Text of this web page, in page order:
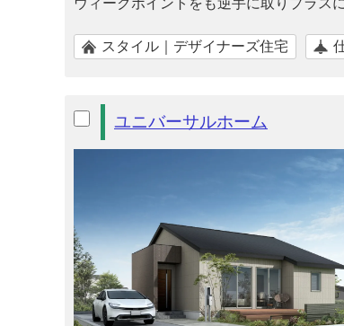
ウィークポイントをも逆手に取りプラス
スタイル｜デザイナーズ住宅
ユニバーサルホーム